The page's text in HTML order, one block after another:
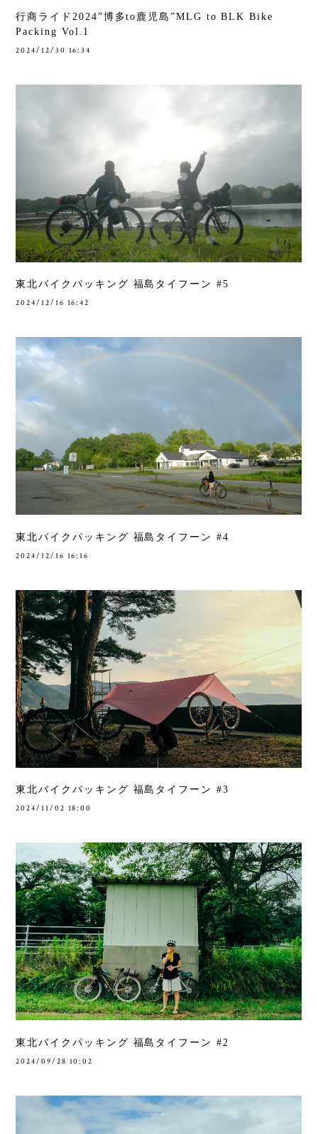
行商ライド2024”博多to鹿児島”MLG to BLK Bike
Packing Vol.1
2024/12/30 16:34
東北バイクパッキング 福島タイフーン #5
2024/12/16 16:42
東北バイクパッキング 福島タイフーン #4
2024/12/16 16:16
東北バイクパッキング 福島タイフーン #3
2024/11/02 18:00
東北バイクパッキング 福島タイフーン #2
2024/09/28 10:02